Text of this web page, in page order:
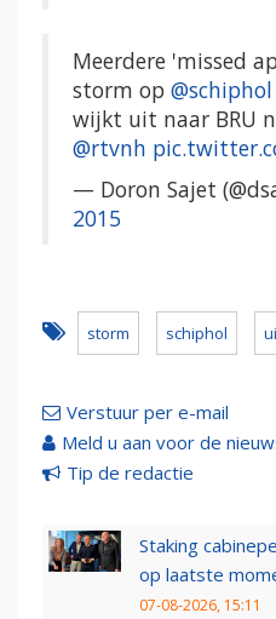
Meerdere 'missed
storm op @schiphol
wijkt uit naar BRU
@rtvnh
— Doron Sajet
2015
storm schiphol
Verstuur per e-mail
Meld u aan voor de
Tip de redactie
Staking
op laatste
07-08-2026, 15:11